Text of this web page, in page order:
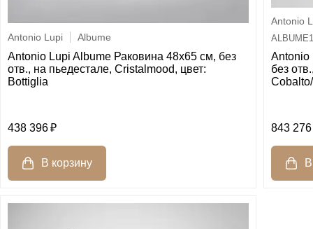
Antonio Lupi Albume
Antonio Lupi Albume Раковина 48х65 см, без
отв., на пьедестале, Cristalmood, цвет:
Bottiglia
438 396
Antonio
Antonio
без
843 276